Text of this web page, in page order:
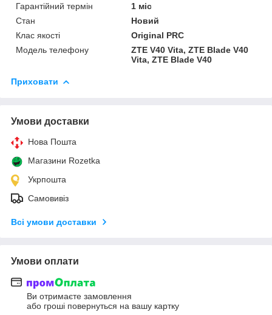
Гарантійний термін
1 міс
Стан
Новий
Клас якості
Original PRC
Модель телефону
ZTE V40 Vita, ZTE Blade V40
Vita, ZTE Blade V40
Приховати
Умови доставки
Нова Пошта
Магазини Rozetka
Укрпошта
Самовивіз
Всі умови доставки
Умови оплати
Ви отримаєте замовлення
або гроші повернуться на вашу картку